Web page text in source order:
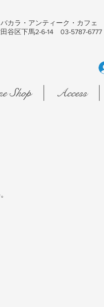
カラ・アンティーク・カフェ
谷区下馬2-6-14 03-5787-6777
Shop Access